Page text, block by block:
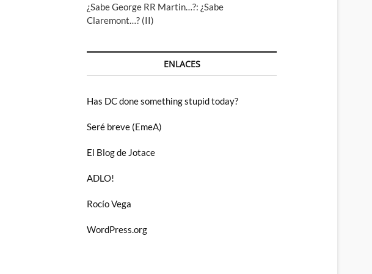
¿Sabe George RR Martin…?: ¿Sabe
Claremont…? (II)
ENLACES
Has DC done something stupid today?
Seré breve (EmeA)
El Blog de Jotace
ADLO!
Rocío Vega
WordPress.org